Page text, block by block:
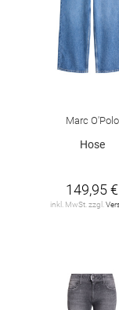
Marc O'Polo
Hose
149,95 €
inkl. MwSt. zzgl.